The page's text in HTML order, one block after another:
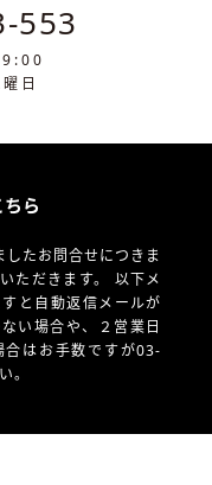
553
日
ら
たお問合せにつきま
ただきます。 以下メ
と自動返信メールが
い場合や、
２営業日
合はお手数ですが03-
。